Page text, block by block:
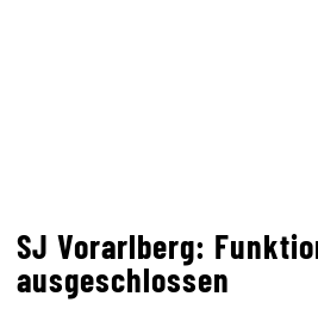
SJ Vorarlberg:
ausgeschlossen